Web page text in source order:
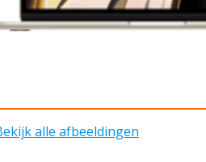
alle afbeeldingen